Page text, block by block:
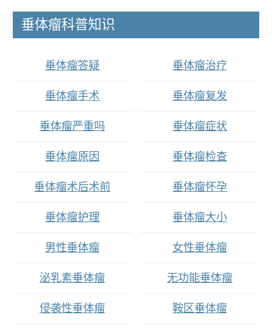
垂体瘤科普知识
垂体瘤答疑 垂体瘤治疗
垂体瘤手术 垂体瘤复发
垂体瘤严重吗 垂体瘤症状
垂体瘤原因 垂体瘤检查
垂体瘤术后术前 垂体瘤怀孕
垂体瘤护理 垂体瘤大小
男性垂体瘤 女性垂体瘤
泌乳素垂体瘤 无功能垂体瘤
侵袭性垂体瘤 鞍区垂体瘤